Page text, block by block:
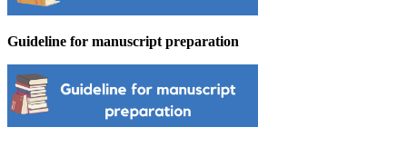
Guideline for manuscript preparation